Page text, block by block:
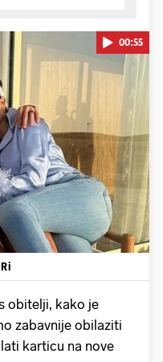
00:55
obitelji, kako je
zabavnije obilaziti
karticu na nove